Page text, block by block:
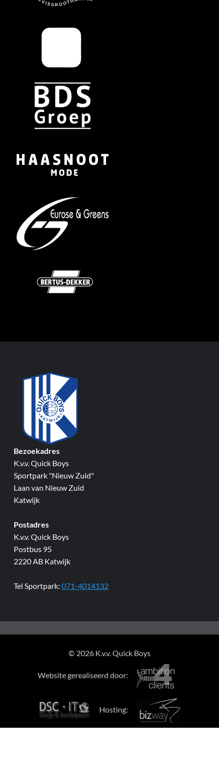
Bezoekadres
K.v.v. Quick Boys
Sportpark "Nieuw Zuid"
Laan van Nieuw Zuid
Katwijk
Postadres
K.v.v. Quick Boys
Postbus 95
2220 AB Katwijk
Tel Sportpark: 071-4014132
© 2026 K.v.v. Quick Boys
Website gerealiseerd door:
Hosting: